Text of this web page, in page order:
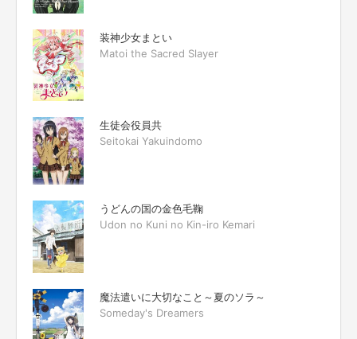
装神少女まとい
Matoi the Sacred Slayer
生徒会役員共
Seitokai Yakuindomo
うどんの国の金色毛鞠
Udon no Kuni no Kin-iro Kemari
魔法遣いに大切なこと～夏のソラ～
Someday's Dreamers